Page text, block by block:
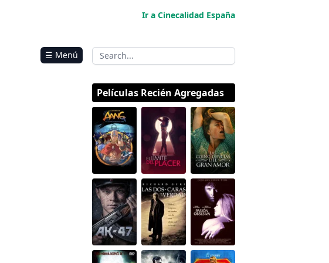
Ir a Cinecalidad España
☰ Menú
Películas Recién Agregadas